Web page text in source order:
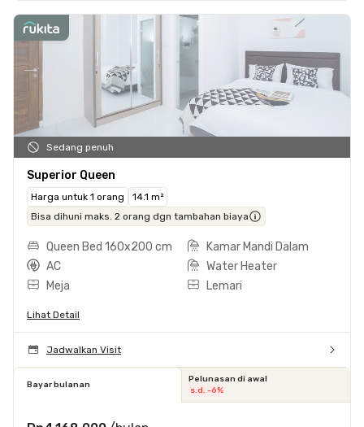
Sedang penuh
Superior Queen
Harga untuk 1 orang
14.1 m²
Bisa dihuni maks. 2 orang dgn tambahan biaya
Queen Bed 160x200 cm
Kamar Mandi Dalam
AC
Water Heater
Meja
Lemari
Lihat Detail
Jadwalkan Visit
Bayar bulanan
Pelunasan di awal
s.d. -6%